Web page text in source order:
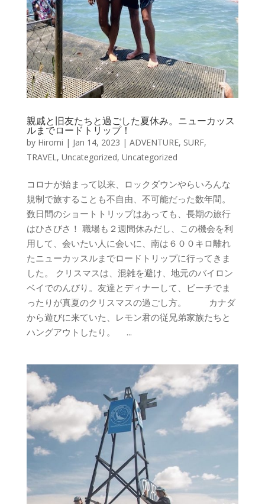
親戚と旧友たちと過ごした夏休み。ニューカッス
ルまでロードトリップ！
by Hiromi | Jan 14, 2023 | ADVENTURE, SURF,
TRAVEL , Uncategorized, Uncategorized
コロナが始まって以来、ロックダウンやらいろんな
規制で旅することも不自由、不可能だった数年間。
数日間のショートトリップはあっても、長期の旅行
はひさびさ！ 職場も２週間休みだし、この機会を利
用して、会いたい人に会いに、南は６００キロ離れ
たニューカッスルまでロードトリップに行ってきま
した。 クリスマスは、混雑を避け、地元のバイロン
ベイでのんびり。友達とディナーして、ビーチでま
ったりが真夏のクリスマスの過ごし方。 カナダ
から遊びに来ていた、レモン君の従兄弟家族たちと
ハングアウトしたり。 ...